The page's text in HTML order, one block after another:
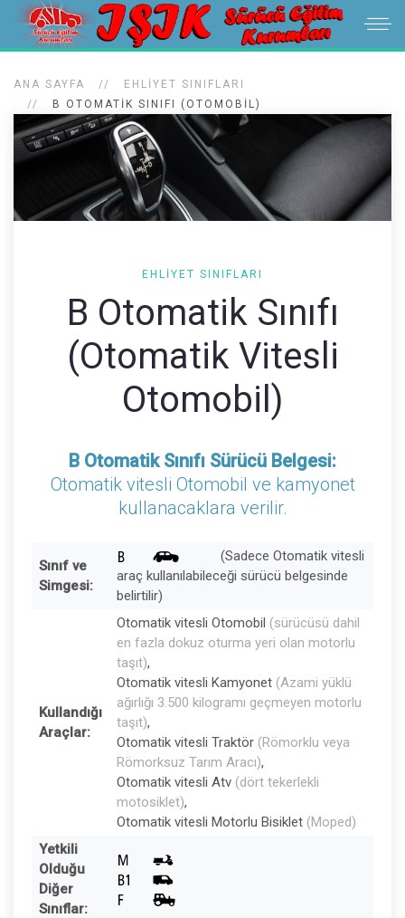
ANA SAYFA
EHLIYET SINIFLARI
B OTOMATIK SINIFI (OTOMOBIL)
EHLIYET SINIFLARI
B Otomatik Sınıfı
(Otomatik Vitesli
Otomobil)
B Otomatik Sınıfı Sürücü Belgesi:
Otomatik vitesli Otomobil ve kamyonet
kullanacaklara verilir.
Sınıf ve
Simgesi:
(Sadece Otomatik vitesli
araç kullanılabileceği sürücü belgesinde
belirtilir)
Kullandığı
Araçlar:
Otomatik vitesli Otomobil (sürücüsü dahil
en fazla dokuz oturma yeri olan motorlu
taşıt),
Otomatik vitesli Kamyonet (Azami yüklü
ağırlığı 3.500 kilogramı geçmeyen motorlu
taşıt),
Otomatik vitesli Traktör (Römorklu veya
Römorksuz Tarım Aracı),
Otomatik vitesli Atv (dört tekerlekli
motosiklet),
Otomatik vitesli Motorlu Bisiklet (Moped)
Yetkili
Olduğu
Diğer
Sınıflar: